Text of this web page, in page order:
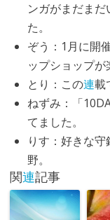
ンガがまだま
た。
ぞう ：1月に開
ップショップが
とり ：この連載
ねずみ ：「
てました。
りす ：好きな
野。
関連記事